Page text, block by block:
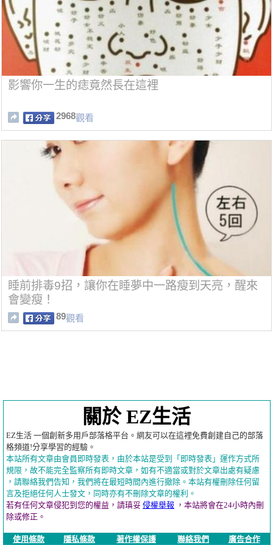
影響你一生的痣竟然長在這裡
2968觀看
睡前排毒9招，讓你在睡夢中一路瘦到天亮，醒來
會變瘦！
89觀看
關於 EZ生活
EZ生活 一個創新多用戶部落格平台。網友可以在這裡免費創建自己的部落
格頻道!分享學習的經驗。
本站所有文章由會員即時發表，由於本站是受到「即時發表」運作方式所
規限，故不能完全監察所有即時文章，如有不適當或對於文章出處有疑慮
，請聯絡我們告知，我們將在最短時間內進行撤除。本站有權刪除任何留
言及拒絕任何人士發文，同時亦有不刪除文章的權利。
若有任何文章侵犯到您的權益，請瑱妥 侵權舉報 ，本站將會在24小時內刪
除或修正。
使用條款 隱私條款 著作權保護 聯絡我們 廣告合作